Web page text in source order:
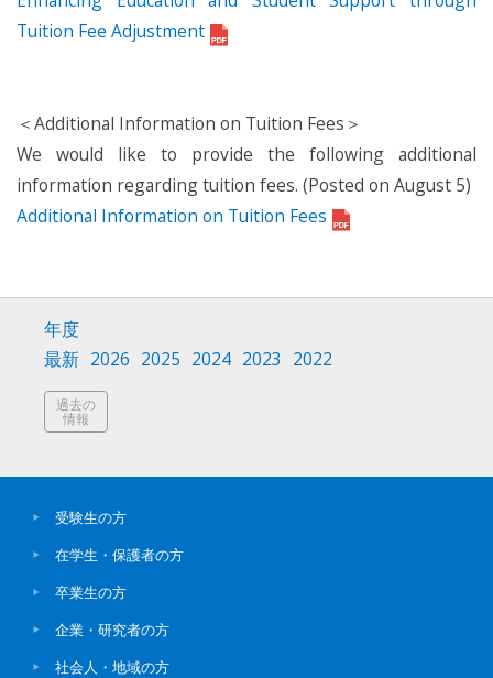
Tuition Fee Adjustment
＜Additional Information on Tuition Fees＞
We would like to provide the following additional
information regarding tuition fees. (Posted on August 5)
Additional Information on Tuition Fees
年度
最新 2026 2025 2024 2023 2022
過去の
情報
受験生の方
在学生・保護者の方
卒業生の方
企業・研究者の方
社会人・地域の方